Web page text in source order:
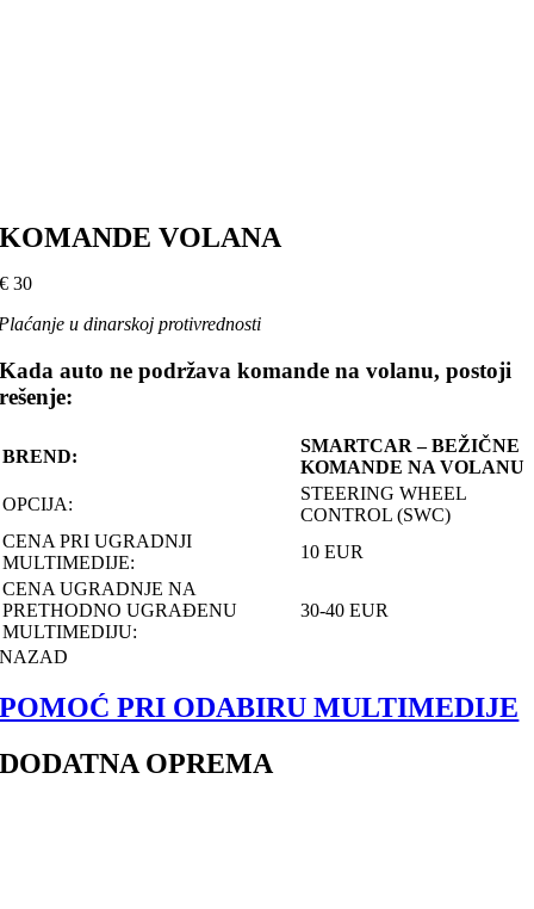
KOMANDE VOLANA
€ 30
u dinarskoj protivrednosti
Kada auto ne podržava komande na volanu, postoji
rešenje:
BREND:
SMARTCAR – BEŽIČNE
KOMANDE NA VOLANU
OPCIJA:
STEERING WHEEL
CONTROL (SWC)
CENA PRI UGRADNJI
MULTIMEDIJE:
10 EUR
CENA UGRADNJE NA
PRETHODNO UGRAĐENU
MULTIMEDIJU:
30-40 EUR
NAZAD
POMOĆ PRI ODABIRU MULTIMEDIJE
DODATNA OPREMA